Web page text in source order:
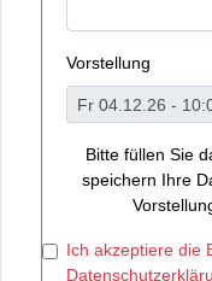
Vorstellung
Bitte füllen Sie
speichern Ihre
Ich akzeptiere die